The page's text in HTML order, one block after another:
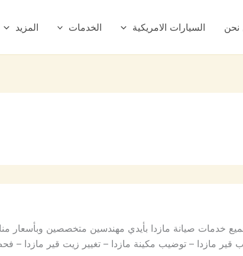
نحن السيارات الامريكية الخدمات المزيد
خدمات صيانة مازدا بأيدي مهندسين متخصصين وبأسعار
قير مازدا – توضيب مكينة مازدا – تغيير زيت قير مازدا –